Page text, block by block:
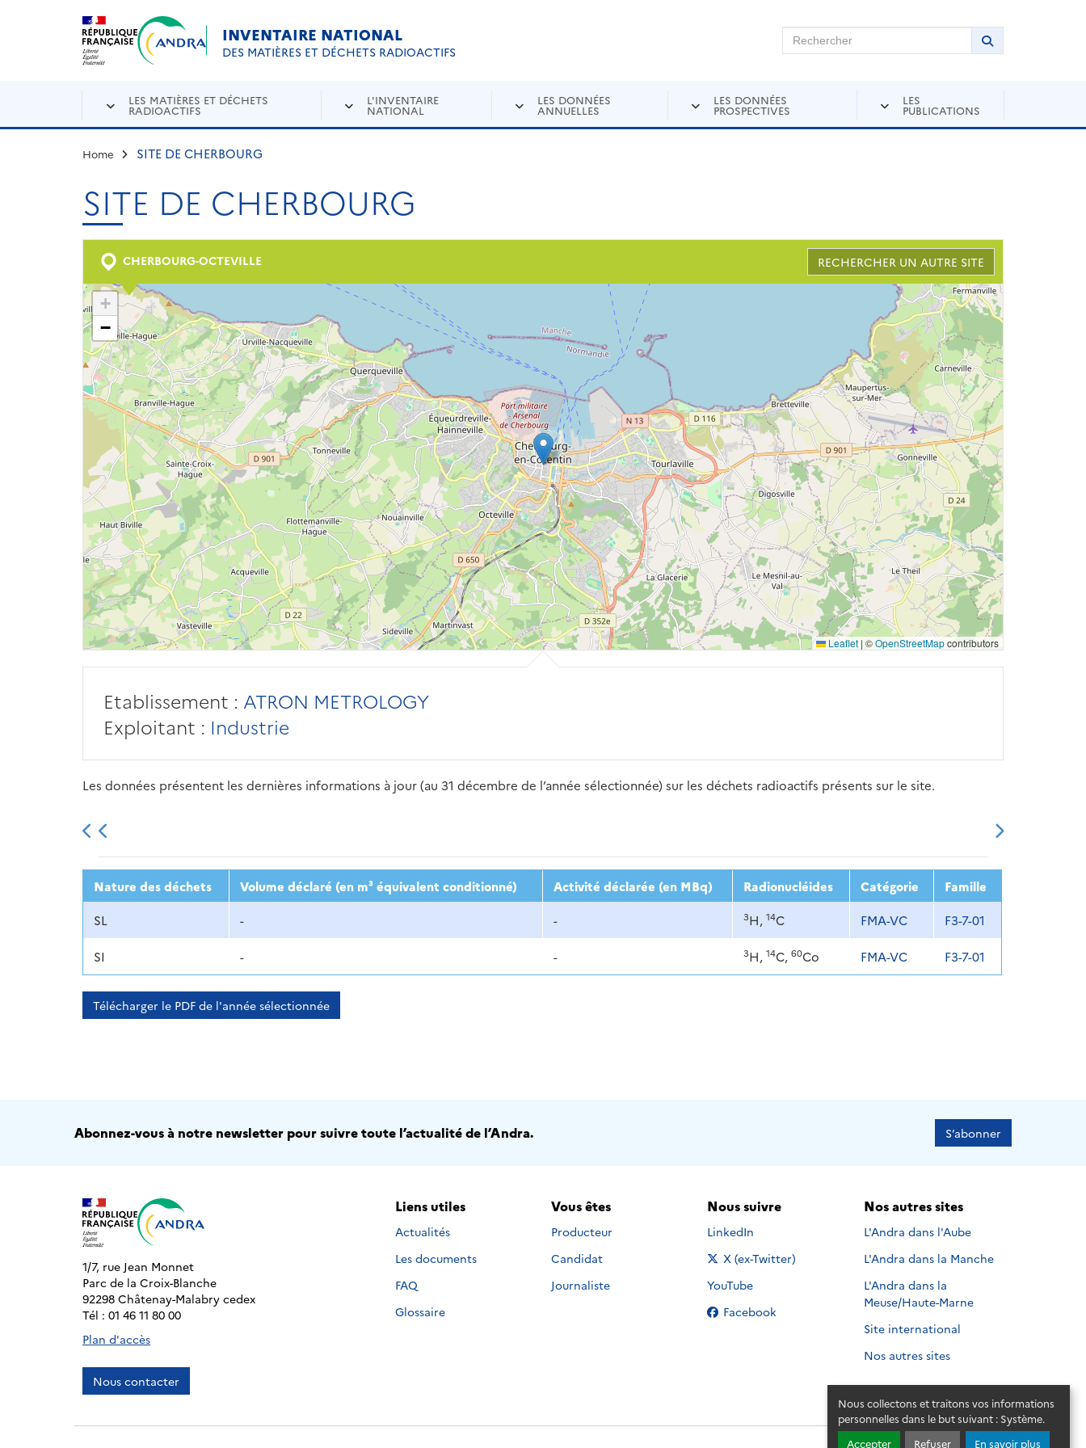
Nous collectons et traitons vos informations
personnelles dans le but suivant : Système.
Accepter
Refuser En savoir plus
Aller au contenu principal
INVENTAIRE NATIONAL
DES MATIÈRES ET DÉCHETS RADIOACTIFS
Rechercher sur Andra Inventaire Rechercher
Lancer la
LES MATIÈRES ET DÉCHETS
RADIOACTIFS
L'INVENTAIRE
NATIONAL
LES DONNÉES
ANNUELLES
LES DONNÉES
PROSPECTIVES
LES
PUBLICATIONS
Home SITE DE CHERBOURG
SITE DE CHERBOURG
CHERBOURG-OCTEVILLE RECHERCHER UN AUTRE SITE
+
−
Leaflet | ©OpenStreetMapcontributors
Etablissement : ATRON METROLOGY
Exploitant : Industrie
Les données présentent les dernières informations à jour (au 31 décembre de l’année sélectionnée) sur les déchets radioactifs présents sur le site.
2013 2014 2015 2016 2017 2018 2019 2020 2021 2022 2023
Nature des déchets Volume déclaré (en m³ équivalent conditionné) Activité déclarée (en MBq) Radionucléides Catégorie
Famille
SL
- - 3H, 14C FMA-VC F3-7-01
SI - - 3H, 14C, 60Co FMA-VC F3-7-01
Télécharger le PDF de l'année sélectionnée
Abonnez-vous à notre newsletter pour suivre toute l’actualité de l’Andra. S’abonner
1/7, rue Jean Monnet
Parc de la Croix-Blanche
92298 Châtenay-Malabry cedex
Tél : 01 46 11 80 00
Plan d'accès
Nous contacter
Liens utiles
Actualités
Les documents
FAQ
Glossaire
Vous êtes
Producteur
Candidat
Journaliste
Nous suivre
Nous suivre sur
LinkedIn
Nous suivre sur
X (ex-Twitter)
Nous suivre sur
YouTube
Nous suivre sur
Facebook
Nos autres sites
L'Andra dans l'Aube
L'Andra dans la Manche
L'Andra dans la
Meuse/Haute-Marne
Site international
Nos autres sites